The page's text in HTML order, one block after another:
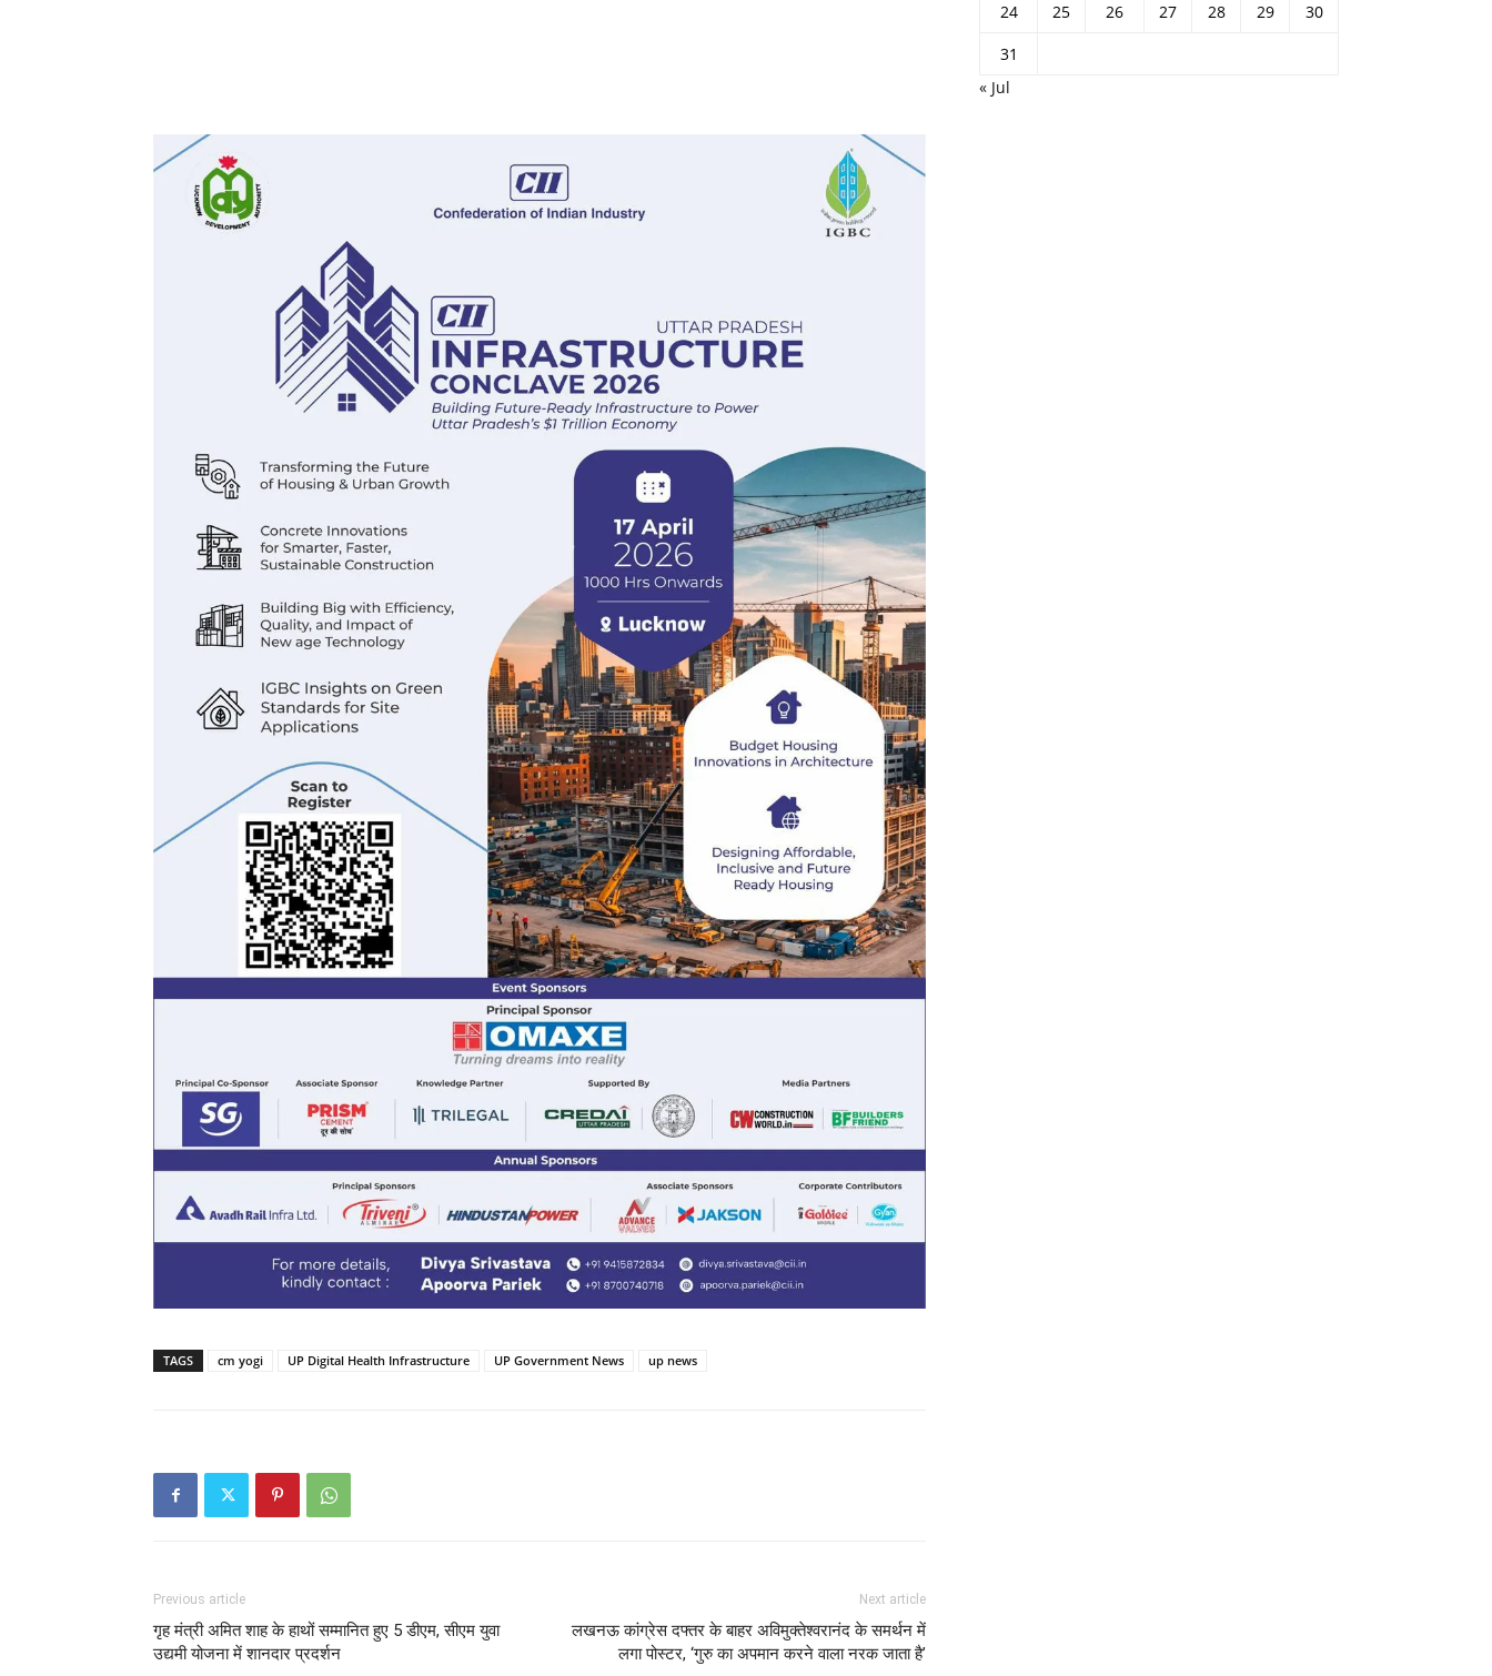
TAGS cm yogi UP Digital Health Infrastructure UP Government News up news
Previous article
गृह मंत्री अमित शाह के हाथों सम्मानित हुए 5 डीएम, सीएम युवा
उद्यमी योजना में शानदार प्रदर्शन
Next article
लखनऊ कांग्रेस दफ्तर के बाहर अविमुक्तेश्वरानंद के समर्थन में
लगा पोस्टर, ‘गुरु का अपमान करने वाला नरक जाता है’
24
25 26 27 28 29
30
31
« Jul